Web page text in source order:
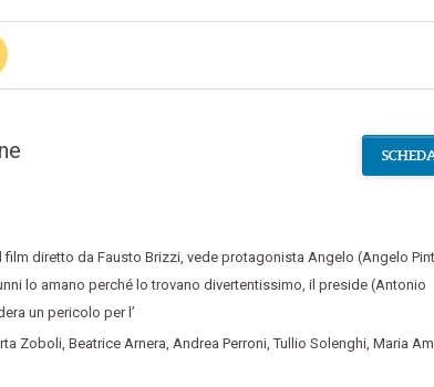
film diretto da Fausto Brizzi, vede protagonista Angelo (Angelo
lo amano perché lo trovano divertentissimo il preside (Antonio
un pericolo per l’
Zoboli, Beatrice Arnera Andrea Perroni,Tullio Solenghi, Maria